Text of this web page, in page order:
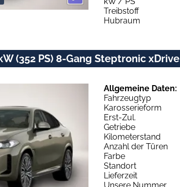
Treibstoff
Hubraum
(352 PS) 8-Gang Steptronic xDrive
Allgemeine Daten:
Fahrzeugtyp
Karosserieform
Erst-Zul.
Getriebe
Kilometerstand
Anzahl der Türen
Farbe
Standort
Lieferzeit
Unsere Nummer